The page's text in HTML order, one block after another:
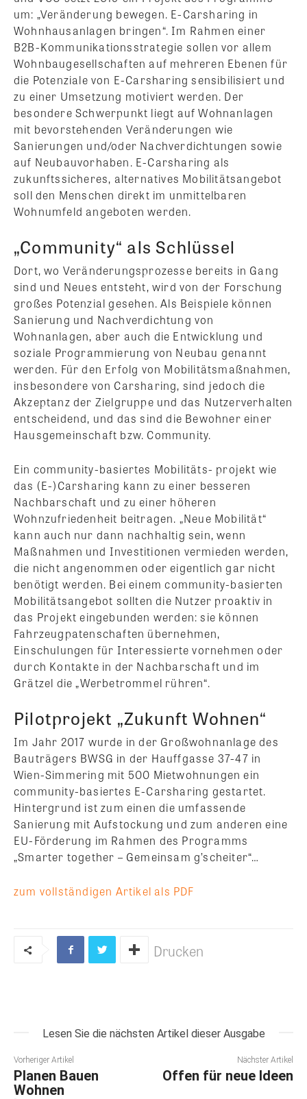
um: „Veränderung bewegen. E-Carsharing in
Wohnhausanlagen bringen“. Im Rahmen einer
B2B-Kommunikationsstrategie sollen vor allem
Wohnbaugesellschaften auf mehreren Ebenen für
die Potenziale von E-Carsharing sensibilisiert und
zu einer Umsetzung motiviert werden. Der
besondere Schwerpunkt liegt auf Wohnanlagen
mit bevorstehenden Veränderungen wie
Sanierungen und/oder Nachverdichtungen sowie
auf Neubauvorhaben. E-Carsharing als
zukunftssicheres, alternatives Mobilitätsangebot
soll den Menschen direkt im unmittelbaren
Wohnumfeld angeboten werden.
„Community“ als Schlüssel
Dort, wo Veränderungsprozesse bereits in Gang
sind und Neues entsteht, wird von der Forschung
großes Potenzial gesehen. Als Beispiele können
Sanierung und Nachverdichtung von
Wohnanlagen, aber auch die Entwicklung und
soziale Programmierung von Neubau genannt
werden. Für den Erfolg von Mobilitätsmaßnahmen,
insbesondere von Carsharing, sind jedoch die
Akzeptanz der Zielgruppe und das Nutzerverhalten
entscheidend, und das sind die Bewohner einer
Hausgemeinschaft bzw. Community.
Ein community-basiertes Mobilitäts- projekt wie
das (E-)Carsharing kann zu einer besseren
Nachbarschaft und zu einer höheren
Wohnzufriedenheit beitragen. „Neue Mobilität“
kann auch nur dann nachhaltig sein, wenn
Maßnahmen und Investitionen vermieden werden,
die nicht angenommen oder eigentlich gar nicht
benötigt werden. Bei einem community-basierten
Mobilitätsangebot sollten die Nutzer proaktiv in
das Projekt eingebunden werden: sie können
Fahrzeugpatenschaften übernehmen,
Einschulungen für Interessierte vornehmen oder
durch Kontakte in der Nachbarschaft und im
Grätzel die „Werbetrommel rühren“.
Pilotprojekt „Zukunft Wohnen“
Im Jahr 2017 wurde in der Großwohnanlage des
Bauträgers BWSG in der Hauffgasse 37-47 in
Wien-Simmering mit 500 Mietwohnungen ein
community-basiertes E-Carsharing gestartet.
Hintergrund ist zum einen die umfassende
Sanierung mit Aufstockung und zum anderen eine
EU-Förderung im Rahmen des Programms
„Smarter together – Gemeinsam g’scheiter“…
zum vollständigen Artikel als PDF
Drucken
Lesen Sie die nächsten Artikel dieser Ausgabe
Vorheriger Artikel
Planen Bauen
Wohnen
Nächster Artikel
Offen für neue Ideen